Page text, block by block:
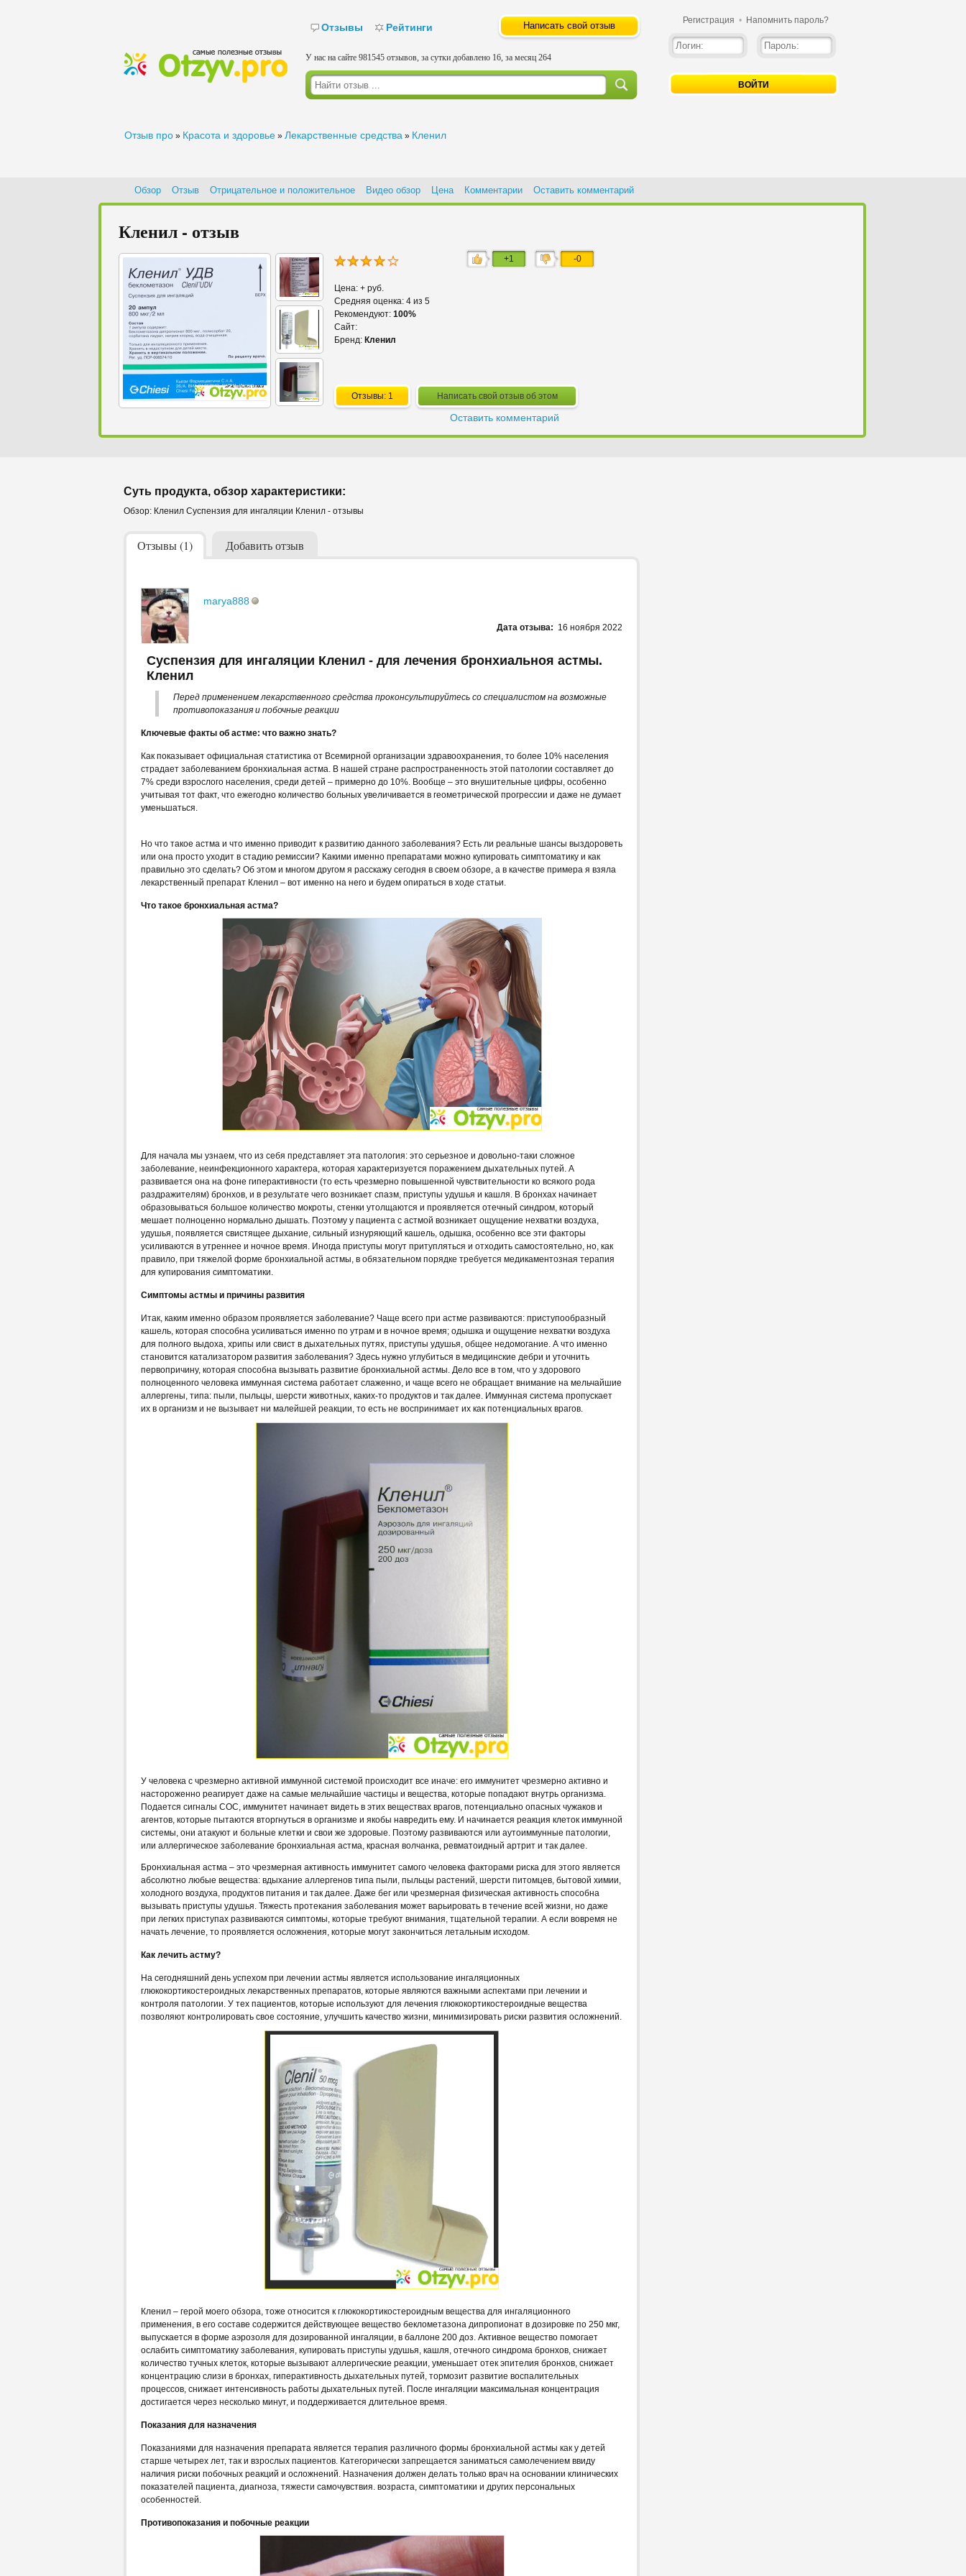
Отзывы Рейтинги Написать свой отзыв
У нас на сайте 981545 отзывов, за сутки добавлено 16, за месяц 264
Регистрация • Напомнить пароль?
ВОЙТИ
Отзыв про » Красота и здоровье » Лекарственные средства » Кленил
Обзор Отзыв Отрицательное и положительное Видео обзор Цена Комментарии Оставить комментарий
Кленил - отзыв
+1 -0
Цена: + руб.
Средняя оценка: 4 из 5
Рекомендуют: 100%
Сайт:
Бренд: Кленил
Отзывы: 1 Написать свой отзыв об этом
Оставить комментарий
Суть продукта, обзор характеристики:
Обзор: Кленил Суспензия для ингаляции Кленил - отзывы
Отзывы (1) Добавить отзыв
marya888
Дата отзыва: 16 ноября 2022
Суспензия для ингаляции Кленил - для лечения бронхиальноя астмы.
Кленил
Перед применением лекарственного средства проконсультируйтесь со специалистом на возможные
противопоказания и побочные реакции
Ключевые факты об астме: что важно знать?
Как показывает официальная статистика от Всемирной организации здравоохранения, то более 10% населения
страдает заболеванием бронхиальная астма. В нашей стране распространенность этой патологии составляет до
7% среди взрослого населения, среди детей – примерно до 10%. Вообще – это внушительные цифры, особенно
учитывая тот факт, что ежегодно количество больных увеличивается в геометрической прогрессии и даже не думает
уменьшаться.
Но что такое астма и что именно приводит к развитию данного заболевания? Есть ли реальные шансы выздороветь
или она просто уходит в стадию ремиссии? Какими именно препаратами можно купировать симптоматику и как
правильно это сделать? Об этом и многом другом я расскажу сегодня в своем обзоре, а в качестве примера я взяла
лекарственный препарат Кленил – вот именно на него и будем опираться в ходе статьи.
Что такое бронхиальная астма?
Для начала мы узнаем, что из себя представляет эта патология: это серьезное и довольно-таки сложное
заболевание, неинфекционного характера, которая характеризуется поражением дыхательных путей. А
развивается она на фоне гиперактивности (то есть чрезмерно повышенной чувствительности ко всякого рода
раздражителям) бронхов, и в результате чего возникает спазм, приступы удушья и кашля. В бронхах начинает
образовываться большое количество мокроты, стенки утолщаются и проявляется отечный синдром, который
мешает полноценно нормально дышать. Поэтому у пациента с астмой возникает ощущение нехватки воздуха,
удушья, появляется свистящее дыхание, сильный изнуряющий кашель, одышка, особенно все эти факторы
усиливаются в утреннее и ночное время. Иногда приступы могут притупляться и отходить самостоятельно, но, как
правило, при тяжелой форме бронхиальной астмы, в обязательном порядке требуется медикаментозная терапия
для купирования симптоматики.
Симптомы астмы и причины развития
Итак, каким именно образом проявляется заболевание? Чаще всего при астме развиваются: приступообразный
кашель, которая способна усиливаться именно по утрам и в ночное время; одышка и ощущение нехватки воздуха
для полного выдоха, хрипы или свист в дыхательных путях, приступы удушья, общее недомогание. А что именно
становится катализатором развития заболевания? Здесь нужно углубиться в медицинские дебри и уточнить
первопричину, которая способна вызывать развитие бронхиальной астмы. Дело все в том, что у здорового
полноценного человека иммунная система работает слаженно, и чаще всего не обращает внимание на мельчайшие
аллергены, типа: пыли, пыльцы, шерсти животных, каких-то продуктов и так далее. Иммунная система пропускает
их в организм и не вызывает ни малейшей реакции, то есть не воспринимает их как потенциальных врагов.
У человека с чрезмерно активной иммунной системой происходит все иначе: его иммунитет чрезмерно активно и
настороженно реагирует даже на самые мельчайшие частицы и вещества, которые попадают внутрь организма.
Подается сигналы СОС, иммунитет начинает видеть в этих веществах врагов, потенциально опасных чужаков и
агентов, которые пытаются вторгнуться в организме и якобы навредить ему. И начинается реакция клеток иммунной
системы, они атакуют и больные клетки и свои же здоровые. Поэтому развиваются или аутоиммунные патологии,
или аллергическое заболевание бронхиальная астма, красная волчанка, ревматоидный артрит и так далее.
Бронхиальная астма – это чрезмерная активность иммунитет самого человека факторами риска для этого является
абсолютно любые вещества: вдыхание аллергенов типа пыли, пыльцы растений, шерсти питомцев, бытовой химии,
холодного воздуха, продуктов питания и так далее. Даже бег или чрезмерная физическая активность способна
вызывать приступы удушья. Тяжесть протекания заболевания может варьировать в течение всей жизни, но даже
при легких приступах развиваются симптомы, которые требуют внимания, тщательной терапии. А если вовремя не
начать лечение, то проявляется осложнения, которые могут закончиться летальным исходом.
Как лечить астму?
На сегодняшний день успехом при лечении астмы является использование ингаляционных
глюкокортикостероидных лекарственных препаратов, которые являются важными аспектами при лечении и
контроля патологии. У тех пациентов, которые используют для лечения глюкокортикостероидные вещества
позволяют контролировать свое состояние, улучшить качество жизни, минимизировать риски развития осложнений.
Кленил – герой моего обзора, тоже относится к глюкокортикостероидным вещества для ингаляционного
применения, в его составе содержится действующее вещество беклометазона дипропионат в дозировке по 250 мкг,
выпускается в форме аэрозоля для дозированной ингаляции, в баллоне 200 доз. Активное вещество помогает
ослабить симптоматику заболевания, купировать приступы удушья, кашля, отечного синдрома бронхов, снижает
количество тучных клеток, которые вызывают аллергические реакции, уменьшает отек эпителия бронхов, снижает
концентрацию слизи в бронхах, гиперактивность дыхательных путей, тормозит развитие воспалительных
процессов, снижает интенсивность работы дыхательных путей. После ингаляции максимальная концентрация
достигается через несколько минут, и поддерживается длительное время.
Показания для назначения
Показаниями для назначения препарата является терапия различного формы бронхиальной астмы как у детей
старше четырех лет, так и взрослых пациентов. Категорически запрещается заниматься самолечением ввиду
наличия риски побочных реакций и осложнений. Назначения должен делать только врач на основании клинических
показателей пациента, диагноза, тяжести самочувствия. возраста, симптоматики и других персональных
особенностей.
Противопоказания и побочные реакции